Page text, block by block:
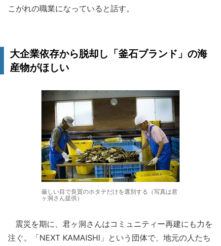
こがれの職業になっていると話す。
大企業依存から脱却し「釜石ブランド」の海
産物がほしい
厳しい目で良質のホタテだけを選別する（写真は君
ヶ洞さん提供）
震災を期に、君ヶ洞さんはコミュニティー再建にも力を
注ぐ。「NEXT KAMAISHI」という団体で、地元の人たち